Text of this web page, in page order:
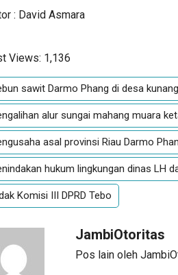
: David Asmara
Views: 1,136
sawit Darmo Phang di desa
alur sungai mahang muara
asal provinsi Riau Darmo
hukum lingkungan dinas LH
Komisi III DPRD Tebo
JambiOtoritas
Pos lain oleh